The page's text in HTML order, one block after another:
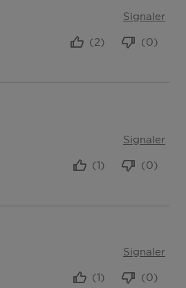
Signaler
(0)
(2)
Signaler
(0)
(1)
Signaler
(0)
(1)